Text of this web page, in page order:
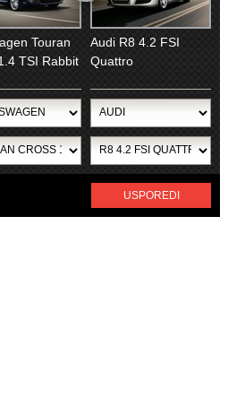
Touran
TSI Rabbit
Audi R8 4.2 FSI
Quattro
USPOREDI